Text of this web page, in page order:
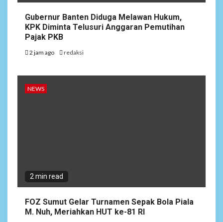
Gubernur Banten Diduga Melawan Hukum,
KPK Diminta Telusuri Anggaran Pemutihan
Pajak PKB
2 jam ago redaksi
NEWS
2 min read
FOZ Sumut Gelar Turnamen Sepak Bola Piala
M. Nuh, Meriahkan HUT ke-81 RI